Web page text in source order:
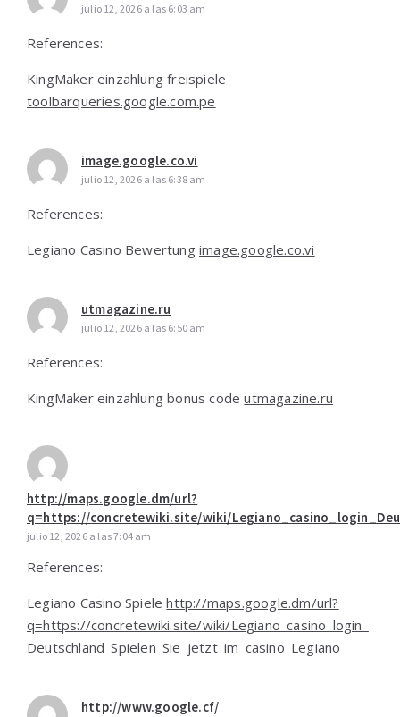
julio 12, 2026 a las 6:03 am
References:
KingMaker einzahlung freispiele
toolbarqueries.google.com.pe
image.google.co.vi
julio 12, 2026 a las 6:38 am
References:
Legiano Casino Bewertung image.google.co.vi
utmagazine.ru
julio 12, 2026 a las 6:50 am
References:
KingMaker einzahlung bonus codeutmagazine.ru
http://maps.google.dm/url?
q=https://concretewiki.site/wiki/
julio 12, 2026 a las 7:04 am
References:
Legiano Casino Spielehttp://maps.google.dm/url?
q=https://concretewiki.site/wiki/Legiano_casino_login_
Deutschland_Spielen_Sie_jetzt_im_casino_Legiano
http://www.google.cf/